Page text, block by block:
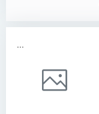
...